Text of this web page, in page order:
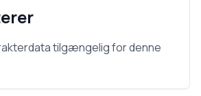
tilgængelig for denne